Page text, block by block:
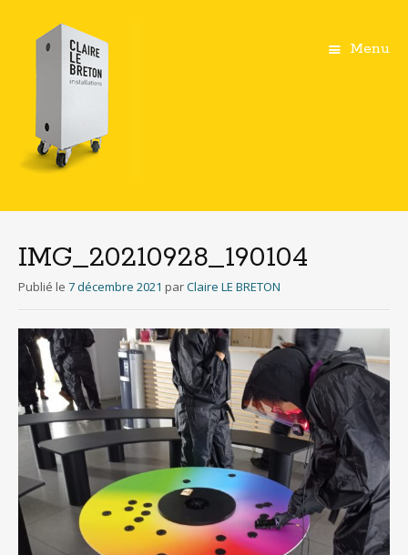
Menu
principal
IMG_20210928_190104
Publié le 7 décembre 2021 parClaire LE BRETON